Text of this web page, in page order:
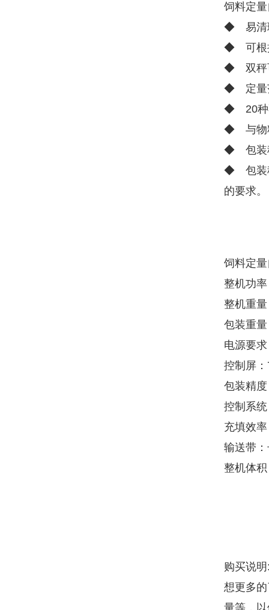
饲料定
◆ 易清
◆ 可根
◆ 双秤
◆ 定量
◆ 20种
◆ 与物
◆ 包装
◆ 包装
的要求。
饲料定
整机功
整机重
包装重
电源要
控制屏
包装精
控制系
充填效
输送带
整机体
购买说明
想更多
量等，